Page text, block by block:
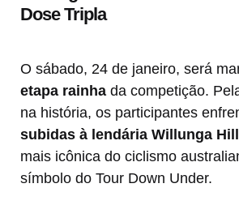
Dose Tripla
O sábado, 24 de janeiro, será
etapa rainha da competição.
na história, os participantes
subidas à lendária Willunga Hill
mais icônica do ciclismo
símbolo do Tour Down Under.